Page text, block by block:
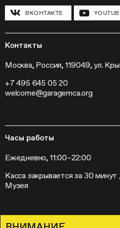
Инклюзивные программы
Конференции
Программа «Новые медиа»
Кинопрограмма
Выставки
Слет институций современного
Павильон «Шестигранник»
Хроника Музея «Гараж»
Новости
Пресса
Контакты
ВКОНТАКТЕ
Контакты
Москва, Россия, 119049, ул.
+7 495 645 05 20
welcome@garagemca.org
Часы работы
Ежедневно, 11:00–22:00
Касса закрывается за 30
Музея